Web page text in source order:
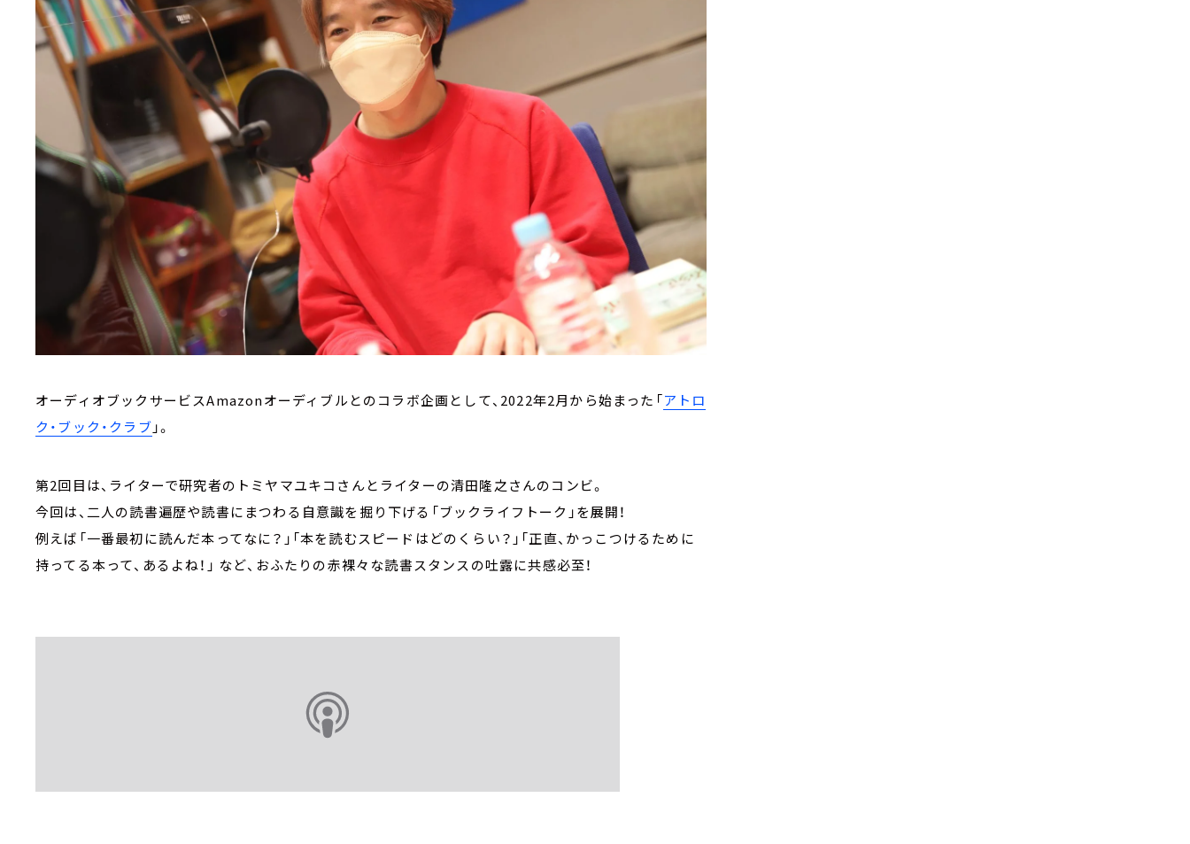
オーディオブックサービスAmazonオーディブルとのコラボ企画として、2022年2月から始まった「アトロ
ク・ブック・クラブ 」。
第2回目は、ライターで研究者のトミヤマユキコさんとライターの清田隆之さんのコンビ。
今回は、二人の読書遍歴や読書にまつわる自意識を掘り下げる「ブックライフトーク」を展開！
例えば「一番最初に読んだ本ってなに？」「本を読むスピードはどのくらい？」「正直、かっこつけるために
持ってる本って、あるよね！」 など、おふたりの赤裸々な読書スタンスの吐露に共感必至！